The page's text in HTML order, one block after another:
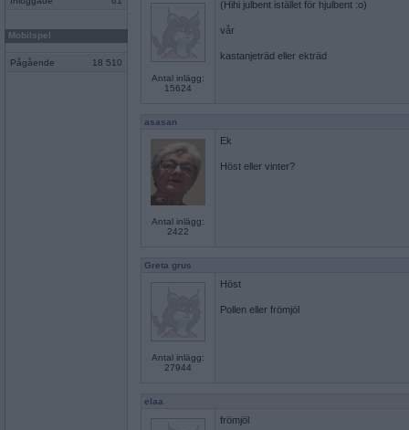
Mobilspel
Pågående 18 510
Antal inlägg:
15624
(Hihi julbent istället för hjulbent :o)
vår
kastanjeträd eller ekträd
asasan
Antal inlägg:
2422
Ek
Höst eller vinter?
Greta grus
Antal inlägg:
27944
Höst
Pollen eller frömjöl
elaa
frömjöl